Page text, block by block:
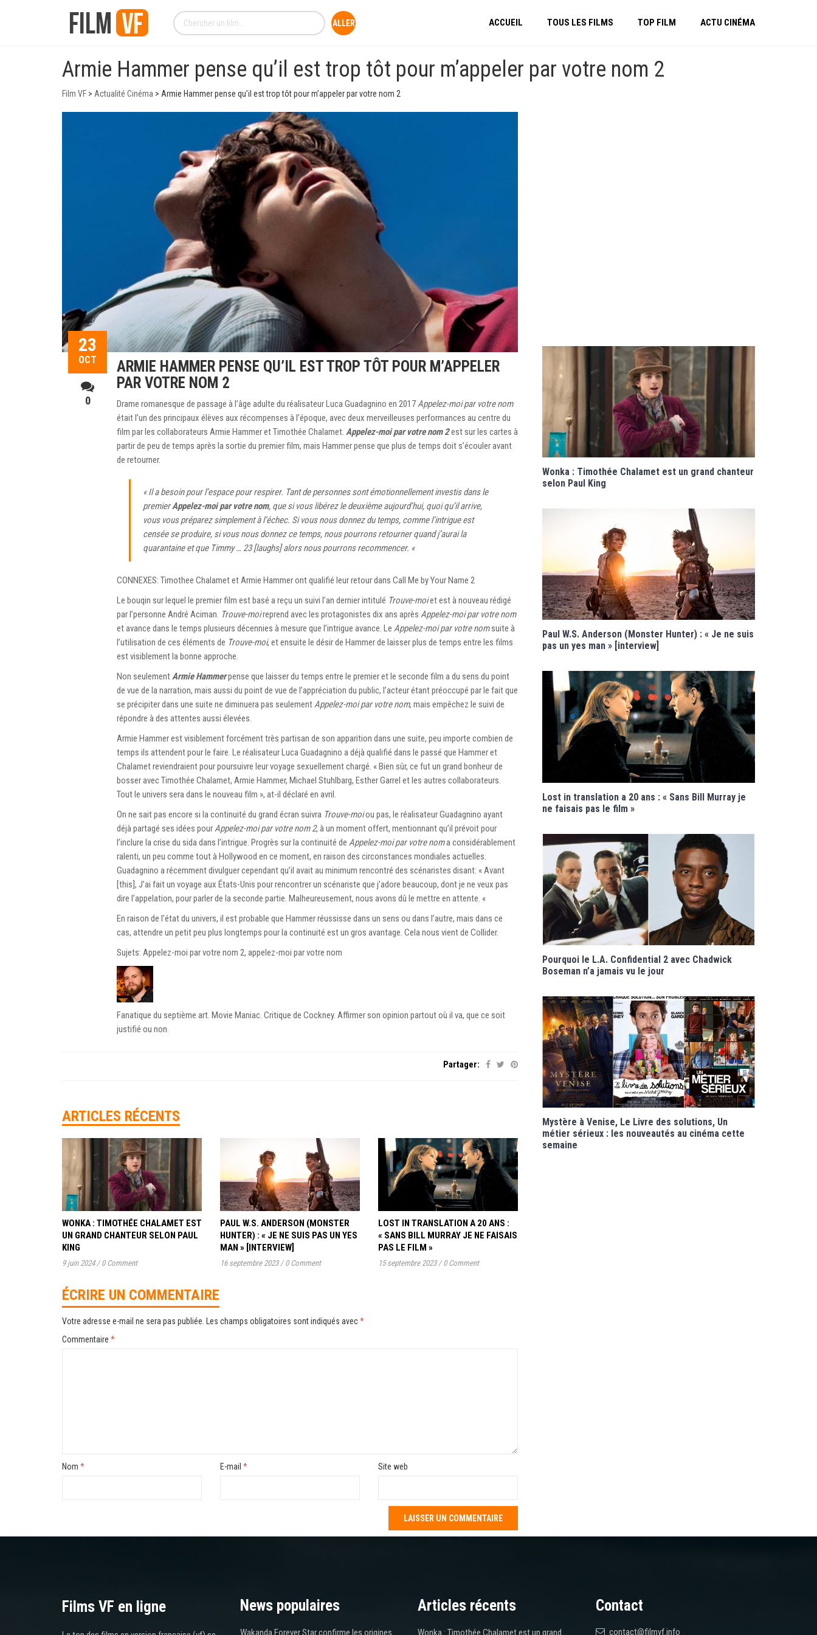
ACCUEIL TOUS LES FILMS TOP FILM ACTU CINÉMA
Armie Hammer pense qu’il est trop tôt pour m’appeler par votre nom 2
Film VF > Actualité Cinéma > Armie Hammer pense qu’il est trop tôt pour m’appeler par votre nom 2
23
OCT
0
ARMIE HAMMER PENSE QU’IL EST TROP TÔT POUR M’APPELER
PAR VOTRE NOM 2
Drame romanesque de passage à l’âge adulte du réalisateur Luca Guadagnino en 2017 Appelez-moi par votre nom
était l’un des principaux élèves aux récompenses à l’époque, avec deux merveilleuses performances au centre du
film par les collaborateurs Armie Hammer et Timothée Chalamet. Appelez-moi par votre nom 2est sur les cartes à
partir de peu de temps après la sortie du premier film, mais Hammer pense que plus de temps doit s’écouler avant
de retourner.
« Il a besoin pour l’espace pour respirer. Tant de personnes sont émotionnellement investis dans le
premierAppelez-moi par votre nom, que si vous libérez le deuxième aujourd’hui, quoi qu’il arrive,
vous vous préparez simplement à l’échec. Si vous nous donnez du temps, comme l’intrigue est
censée se produire, si vous nous donnez ce temps, nous pourrons retourner quand j’aurai la
quarantaine et que Timmy … 23 [laughs] alors nous pourrons recommencer. «
CONNEXES: Timothee Chalamet et Armie Hammer ont qualifié leur retour dans Call Me by Your Name 2
Le bouqin sur lequel le premier film est basé a reçu un suivi l’an dernier intitulé Trouve-moiet est à nouveau rédigé
par l’personne André Aciman. Trouve-moireprend avec les protagonistes dix ans après Appelez-moi par votre nom
et avance dans le temps plusieurs décennies à mesure que l’intrigue avance. Le Appelez-moi par votre nomsuite à
l’utilisation de ces éléments de Trouve-moi, et ensuite le désir de Hammer de laisser plus de temps entre les films
est visiblement la bonne approche.
Non seulement Armie Hammerpense que laisser du temps entre le premier et le seconde film a du sens du point
de vue de la narration, mais aussi du point de vue de l’appréciation du public, l’acteur étant préoccupé par le fait que
se précipiter dans une suite ne diminuera pas seulement Appelez-moi par votre nom, mais empêchez le suivi de
répondre à des attentes aussi élevées.
Armie Hammer est visiblement forcément très partisan de son apparition dans une suite, peu importe combien de
temps ils attendent pour le faire. Le réalisateur Luca Guadagnino a déjà qualifié dans le passé que Hammer et
Chalamet reviendraient pour poursuivre leur voyage sexuellement chargé. « Bien sûr, ce fut un grand bonheur de
bosser avec Timothée Chalamet, Armie Hammer, Michael Stuhlbarg, Esther Garrel et les autres collaborateurs.
Tout le univers sera dans le nouveau film », at-il déclaré en avril.
On ne sait pas encore si la continuité du grand écran suivra Trouve-moiou pas, le réalisateur Guadagnino ayant
déjà partagé ses idées pour Appelez-moi par votre nom 2, à un moment offert, mentionnant qu’il prévoit pour
l’inclure la crise du sida dans l’intrigue. Progrès sur la continuité de Appelez-moi par votre noma considérablement
ralenti, un peu comme tout à Hollywood en ce moment, en raison des circonstances mondiales actuelles.
Guadagnino a récemment divulguer cependant qu’il avait au minimum rencontré des scénaristes disant: « Avant
[this], J’ai fait un voyage aux États-Unis pour rencontrer un scénariste que j’adore beaucoup, dont je ne veux pas
dire l’appelation, pour parler de la seconde partie. Malheureusement, nous avons dû le mettre en attente. «
En raison de l’état du univers, il est probable que Hammer réussisse dans un sens ou dans l’autre, mais dans ce
cas, attendre un petit peu plus longtemps pour la continuité est un gros avantage. Cela nous vient de Collider.
Sujets: Appelez-moi par votre nom 2, appelez-moi par votre nom
Fanatique du septième art. Movie Maniac. Critique de Cockney. Affirmer son opinion partout où il va, que ce soit
justifié ou non.
Partager:
ARTICLES RÉCENTS
WONKA : TIMOTHÉE CHALAMET EST
UN GRAND CHANTEUR SELON PAUL
KING
9 juin 2024 / 0 Comment
PAUL W.S. ANDERSON (MONSTER
HUNTER) : « JE NE SUIS PAS UN YES
MAN » [INTERVIEW]
16 septembre 2023 / 0 Comment
LOST IN TRANSLATION A 20 ANS :
« SANS BILL MURRAY JE NE FAISAIS
PAS LE FILM »
15 septembre 2023 / 0 Comment
ÉCRIRE UN COMMENTAIRE
Votre adresse e-mail ne sera pas publiée. Les champs obligatoires sont indiqués avec*
Commentaire *
Nom * E-mail * Site web
Wonka : Timothée Chalamet est un grand chanteur
selon Paul King
Paul W.S. Anderson (Monster Hunter) : « Je ne suis
pas un yes man » [interview]
Lost in translation a 20 ans : « Sans Bill Murray je
ne faisais pas le film »
Pourquoi le L.A. Confidential 2 avec Chadwick
Boseman n’a jamais vu le jour
Mystère à Venise, Le Livre des solutions, Un
métier sérieux : les nouveautés au cinéma cette
semaine
Films VF en ligne News populaires
Wakanda Forever Star confirme les origines
Articles récents
Wonka : Timothée Chalamet est un grand
Contact
contact@filmvf.info